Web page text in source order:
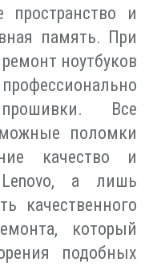
пространство и
память. При
ноутбуков
Все
поломки
качество и
Lenovo, а лишь
качественного
который
подобных